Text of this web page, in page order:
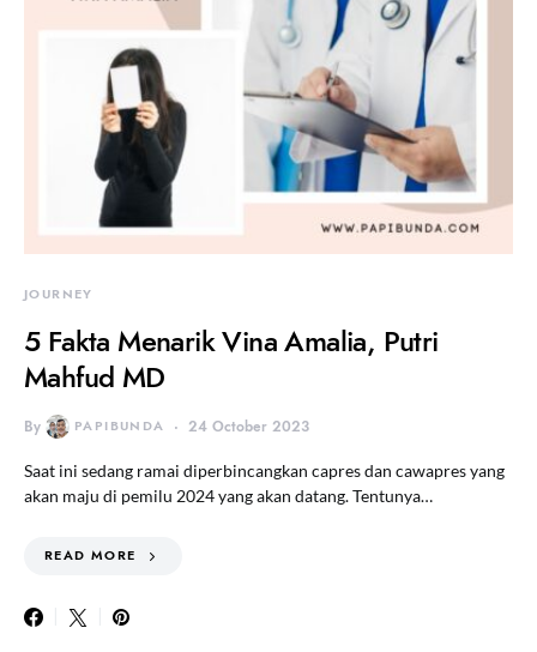
JOURNEY
5 Fakta Menarik Vina Amalia, Putri
Mahfud MD
By PAPIBUNDA 24 October 2023
Saat ini sedang ramai diperbincangkan capres dan cawapres yang
akan maju di pemilu 2024 yang akan datang. Tentunya…
READ MORE